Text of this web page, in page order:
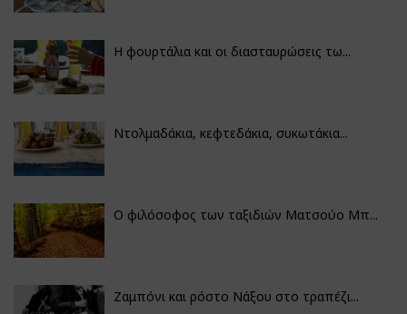
Η φουρτάλια και οι διασταυρώσεις τω...
Ντολμαδάκια, κεφτεδάκια, συκωτάκια...
Ο φιλόσοφος των ταξιδιών Ματσούο Μπ...
Ζαμπόνι και ρόστο Νάξου στο τραπέζι...